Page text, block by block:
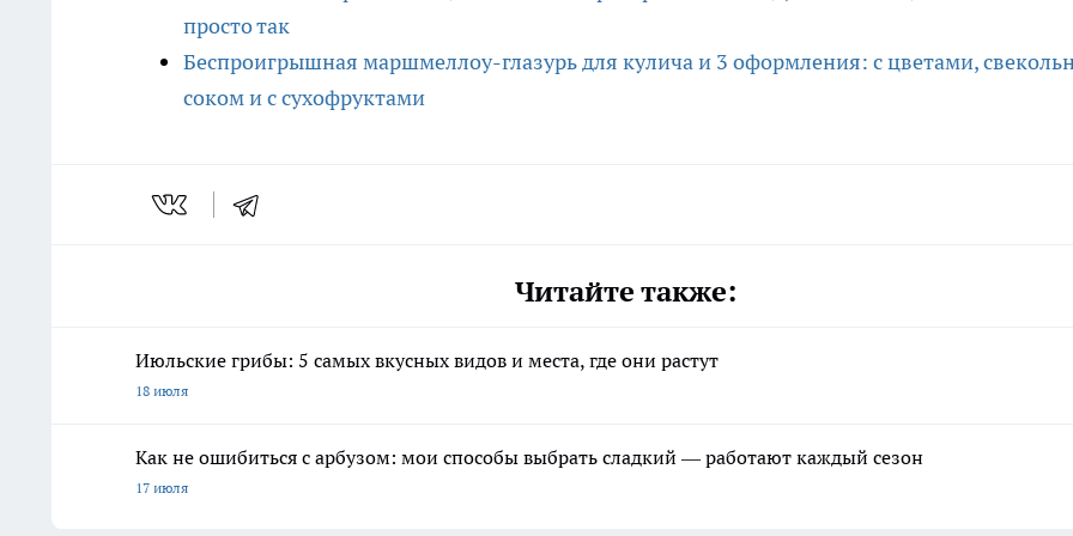
просто так
Беспроигрышная маршмеллоу-глазурь для кулича и 3 оформления: с цветами,
соком и с сухофруктами
Читайте также:
Июльские грибы: 5 самых вкусных видов и места, где они растут
18 июля
Как не ошибиться с арбузом: мои способы выбрать сладкий — работают каждый сезон
17 июля